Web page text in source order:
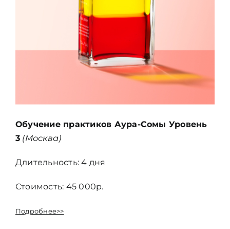
Обучение практиков Аура-Сомы Уровень
3 (Москва)
Длительность: 4 дня
Стоимость: 45 000р.
Подробнее>>